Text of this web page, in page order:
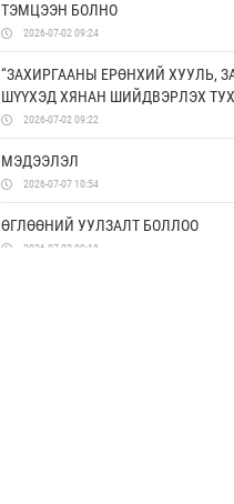
ТЭМЦЭЭН БОЛНО
2026-07-02 09:24
“ЗАХИРГААНЫ ЕРӨНХИЙ ХУУЛЬ,
ШҮҮХЭД ХЯНАН ШИЙДВЭРЛЭХ
ҮР ДҮН, ХЭТИЙН ЧИГ ХАНДЛАГА”
ГАРГАСАН ЗӨВЛӨМЖ
2026-07-02 09:22
МЭДЭЭЛЭЛ
2026-07-07 10:54
ӨГЛӨӨНИЙ УУЛЗАЛТ БОЛЛОО
2026-07-02 09:18